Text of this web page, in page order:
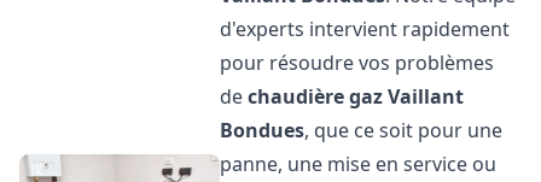
d'experts intervient rapidement
pour résoudre vos problèmes
dechaudière gaz Vaillant
Bondues, que ce soit pour une
panne, une mise en service ou